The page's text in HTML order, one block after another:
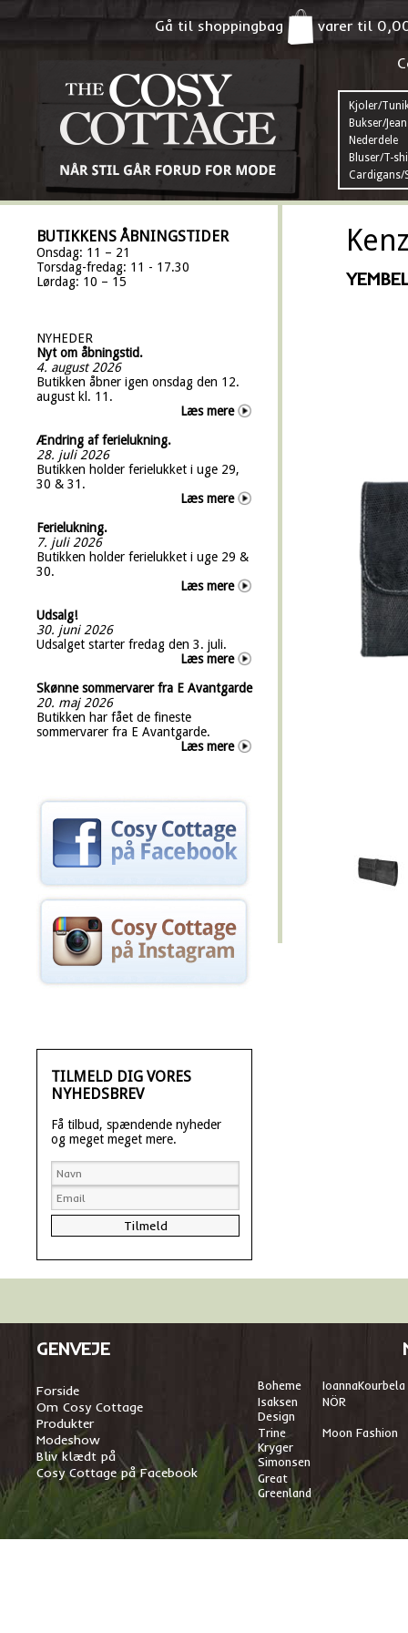
Gå til shoppingbag varer til
Kjoler/
Bukser/
Nederdele
Bluser/T-
Cardigans/
BUTIKKENS ÅBNINGSTIDER
Onsdag: 11 – 21
Torsdag-fredag: 11 - 17.30
Lørdag: 10 – 15
NYHEDER
Nyt om åbningstid.
4. august 2026
Butikken åbner igen onsdag den 12.
august kl. 11.
Læs mere
Ændring af ferielukning.
28. juli 2026
Butikken holder ferielukket i uge 29,
30 & 31.
Læs mere
Ferielukning.
7. juli 2026
Butikken holder ferielukket i uge 29 &
30.
Læs mere
Udsalg!
30. juni 2026
Udsalget starter fredag den 3. juli.
Læs mere
Skønne sommervarer fra E Avantgarde
20. maj 2026
Butikken har fået de fineste
sommervarer fra E Avantgarde.
Læs mere
TILMELD DIG VORES
NYHEDSBREV
Få tilbud, spændende nyheder
og meget meget mere.
GENVEJE
Forside
Om Cosy Cottage
Produkter
Modeshow
Bliv klædt på
Cosy Cottage på Facebook
Boheme IoannaKourbela
Isaksen
Design
NÖR
Trine
Kryger
Simonsen
Moon Fashion
Great
Greenland